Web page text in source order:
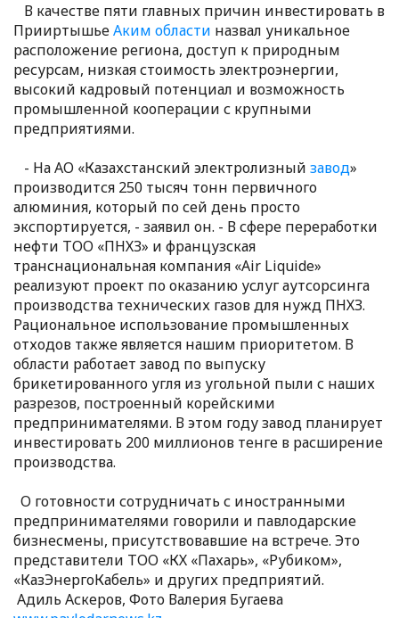
В качестве пяти главных причин инвестировать в
ПрииртышьеАким области назвал уникальное
расположение региона, доступ к природным
ресурсам, низкая стоимость электроэнергии,
высокий кадровый потенциал и возможность
промышленной кооперации с крупными
предприятиями.
- На АО «Казахстанский электролизный завод»
производится 250 тысяч тонн первичного
алюминия, который по сей день просто
экспортируется, - заявил он. - В сфере переработки
нефти ТОО «ПНХЗ» и французская
транснациональная компания «Air Liquide»
реализуют проект по оказанию услуг аутсорсинга
производства технических газов для нужд ПНХЗ.
Рациональное использование промышленных
отходов также является нашим приоритетом. В
области работает завод по выпуску
брикетированного угля из угольной пыли с наших
разрезов, построенный корейскими
предпринимателями. В этом году завод планирует
инвестировать 200 миллионов тенге в расширение
производства.
О готовности сотрудничать с иностранными
предпринимателями говорили и павлодарские
бизнесмены, присутствовавшие на встрече. Это
представители ТОО «КХ «Пахарь», «Рубиком»,
«КазЭнергоКабель» и других предприятий.
Адиль Аскеров, Фото Валерия Бугаева